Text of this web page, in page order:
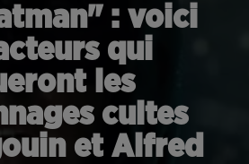
: voici
qui
les
cultes
et Alfred